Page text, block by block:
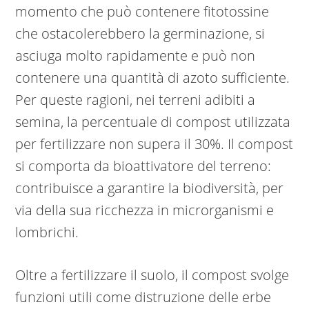
momento che può contenere fitotossine
che ostacolerebbero la germinazione, si
asciuga molto rapidamente e può non
contenere una quantità di azoto sufficiente.
Per queste ragioni, nei terreni adibiti a
semina, la percentuale di compost utilizzata
per fertilizzare non supera il 30%. Il compost
si comporta da bioattivatore del terreno:
contribuisce a garantire la biodiversità, per
via della sua ricchezza in microrganismi e
lombrichi.
Oltre a fertilizzare il suolo, il compost svolge
funzioni utili come distruzione delle erbe